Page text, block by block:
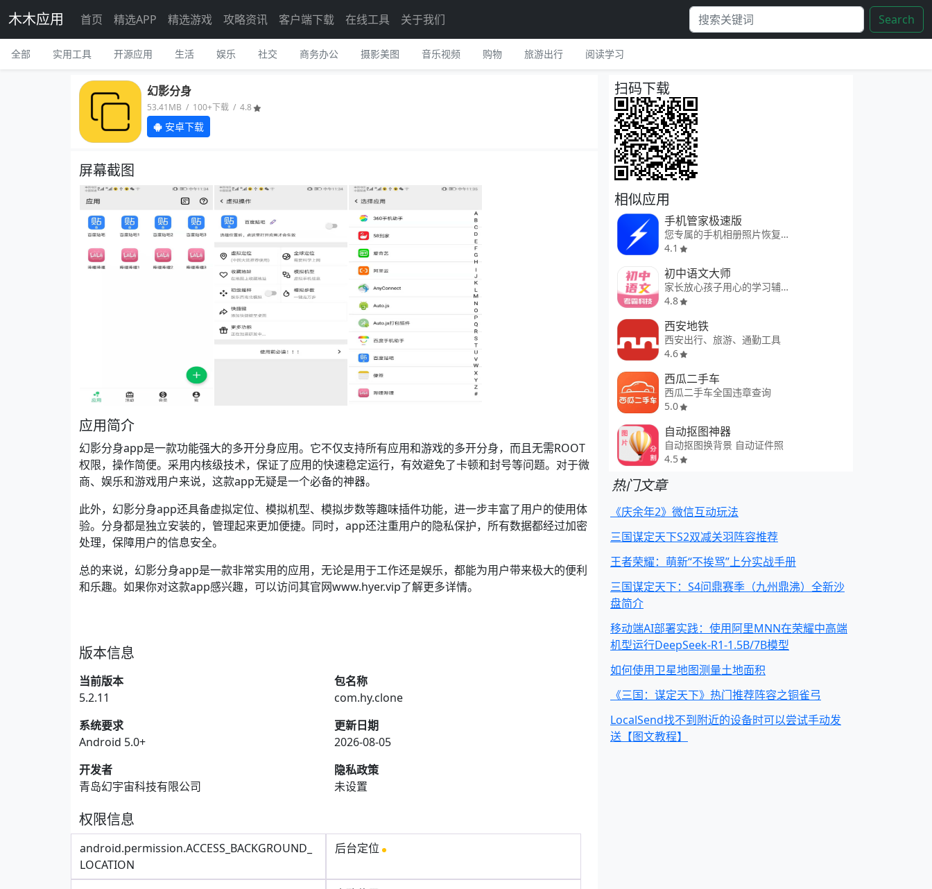
木木应用 首页 精选APP 精选游戏 攻略资讯 客户端下载 在线工具 关于我们 Search
全部 实用工具 开源应用 生活 娱乐 社交 商务办公 摄影美图 音乐视频 购物 旅游出行 阅读学习
幻影分身
53.41MB / 100+下载 / 4.8
安卓下载
屏幕截图
应用简介
幻影分身app是一款功能强大的多开分身应用。它不仅支持所有应用和游戏的多开分身，而且无需ROOT
权限，操作简便。采用内核级技术，保证了应用的快速稳定运行，有效避免了卡顿和封号等问题。对于微
商、娱乐和游戏用户来说，这款app无疑是一个必备的神器。
此外，幻影分身app还具备虚拟定位、模拟机型、模拟步数等趣味插件功能，进一步丰富了用户的使用体
验。分身都是独立安装的，管理起来更加便捷。同时，app还注重用户的隐私保护，所有数据都经过加密
处理，保障用户的信息安全。
总的来说，幻影分身app是一款非常实用的应用，无论是用于工作还是娱乐，都能为用户带来极大的便利
和乐趣。如果你对这款app感兴趣，可以访问其官网www.hyer.vip了解更多详情。
版本信息
当前版本
5.2.11
包名称
com.hy.clone
系统要求
Android 5.0+
更新日期
2026-08-05
开发者
青岛幻宇宙科技有限公司
隐私政策
未设置
权限信息
android.permission.ACCESS_BACKGROUND_
LOCATION
后台定位
扫码下载
相似应用
手机管家极速版
您专属的手机相册照片恢复软件
4.1
初中语文大师
家长放心孩子用心的学习辅助工具
4.8
西安地铁
西安出行、旅游、通勤工具
4.6
西瓜二手车
西瓜二手车全国违章查询
5.0
自动抠图神器
自动抠图换背景 自动证件照
4.5
热门文章
《庆余年2》微信互动玩法
三国谋定天下S2双减关羽阵容推荐
王者荣耀：萌新“不挨骂”上分实战手册
三国谋定天下：S4问鼎赛季（九州鼎沸）全新沙
盘简介
移动端AI部署实践：使用阿里MNN在荣耀中高端
机型运行DeepSeek-R1-1.5B/7B模型
如何使用卫星地图测量土地面积
《三国：谋定天下》热门推荐阵容之铜雀弓
LocalSend找不到附近的设备时可以尝试手动发
送【图文教程】